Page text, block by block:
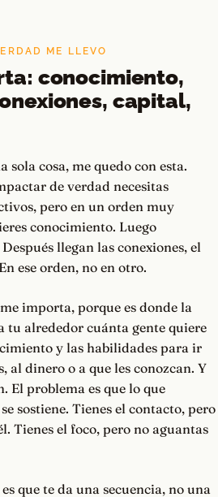
ME LLEVO
conocimiento,
capital,
sola cosa, me quedo con esta.
de verdad necesitas
pero en un orden muy
conocimiento. Luego
llegan las conexiones, el
ese orden, no en otro.
importa, porque es donde la
tu alrededor cuánta gente quiere
y las habilidades para ir
al dinero o a que les conozcan. Y
El problema es que lo que
sostiene. Tienes el contacto, pero
Tienes el foco, pero no aguantas
que te da una secuencia, no una